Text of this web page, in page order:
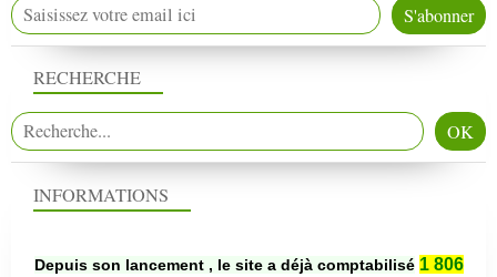
RECHERCHE
INFORMATIONS
Depuis son lancement , le site a déjà comptabilisé 1 806